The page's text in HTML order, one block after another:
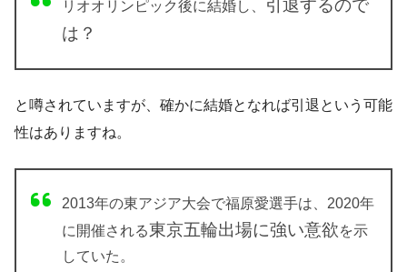
リオオリンピック後に結婚し、 引退するので
は？
と噂されていますが、確かに結婚となれば引退という可能
性はありますね。
2013年の東アジア大会で福原愛選手は、2020年
に開催される東京五輪出場に強い意欲を示
していた。